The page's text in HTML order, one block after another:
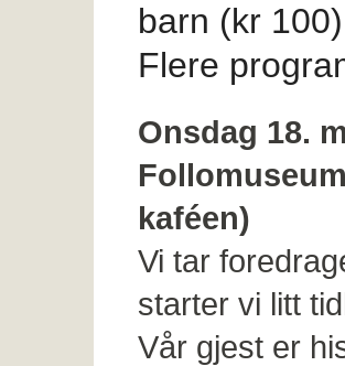
barn (kr
Flere
Onsdag 18.
kaféen)
Vi tar
starter vi litt
Vår gjest er